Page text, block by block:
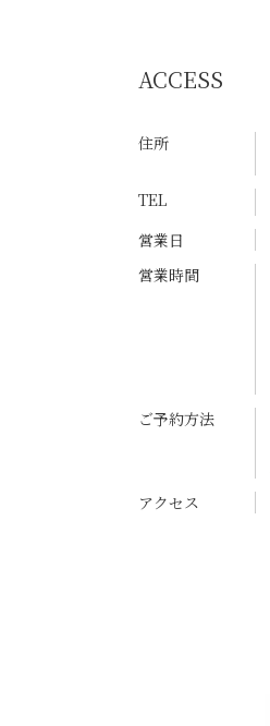
ACCESS
住所
TEL
営業日
営業時間
ご予約方法
アクセス